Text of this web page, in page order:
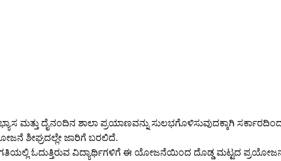
ಮತ್ತು ದೈನಂದಿನ ಶಾಲಾ ಪ್ರಯಾಣವನ್ನು ಸುಲಭಗೊಳಿಸುವುದಕ್ಕಾಗಿ
ಶೀಘ್ರದಲ್ಲೇ ಜಾರಿಗೆ ಬರಲಿದೆ.
ಓದುತ್ತಿರುವ ವಿದ್ಯಾರ್ಥಿಗಳಿಗೆ ಈ ಯೋಜನೆಯಿಂದ ದೊಡ್ಡ ಮಟ್ಟದ